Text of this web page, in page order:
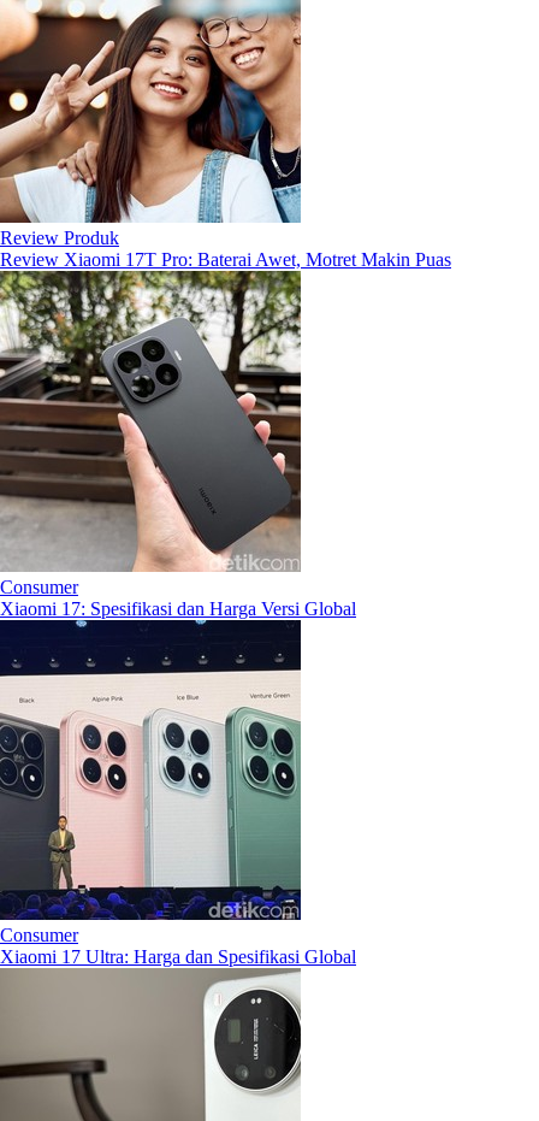
Review Produk
Review Xiaomi 17T Pro: Baterai Awet, Motret Makin Puas
Consumer
Xiaomi 17: Spesifikasi dan Harga Versi Global
Consumer
Xiaomi 17 Ultra: Harga dan Spesifikasi Global